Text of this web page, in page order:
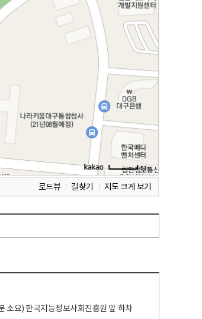
로드뷰 길찾기 지도 크게 보기
요) 한국지능정보사회진흥원 앞 하차